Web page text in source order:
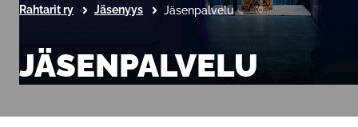
Rahtarit ry Jäsenyys Jäsenpalvelu
JÄSENPALVELU